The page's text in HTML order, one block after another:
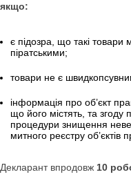
якщо:
є підозра, що такі
піратськими;
товари не є
інформація про об’єкт
що його містять, та згоду
процедури знищення
митного реєстру об’єктів
Декларант впродовж 10